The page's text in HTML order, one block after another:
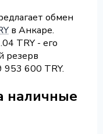
обмен
в Анкаре.
TRY - его
резерв
953 600 TRY.
наличные